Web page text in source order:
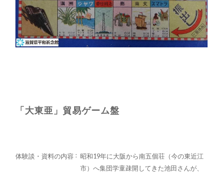
「大東亜」貿易ゲーム盤
体験談・資料の内容
昭和19年に大阪から南五個荘（今の東近江
市）へ集団学童疎開してきた池田さんが、